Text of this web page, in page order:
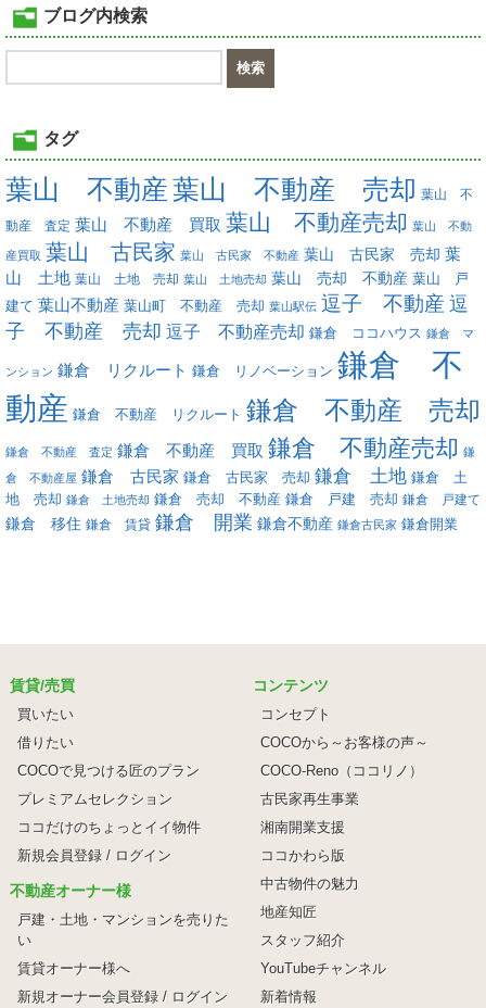
ブログ内検索
タグ
葉山 不動産葉山 不動産 売却 葉山 不
動産 査定 葉山 不動産 買取 葉山 不動産売却 葉山 不動
産買取 葉山 古民家 葉山 古民家 不動産 葉山 古民家 売却 葉
山 土地 葉山 土地 売却 葉山 土地売却 葉山 売却 不動産 葉山 戸
建て 葉山不動産 葉山町 不動産 売却 葉山駅伝 逗子 不動産 逗
子 不動産 売却 逗子 不動産売却 鎌倉 ココハウス 鎌倉 マ
ンション 鎌倉 リクルート 鎌倉 リノベーション 鎌倉 不
動産 鎌倉 不動産 リクルート 鎌倉 不動産 売却
鎌倉 不動産 査定 鎌倉 不動産 買取 鎌倉 不動産売却 鎌
倉 不動産屋 鎌倉 古民家 鎌倉 古民家 売却 鎌倉 土地 鎌倉 土
地 売却 鎌倉 土地売却 鎌倉 売却 不動産 鎌倉 戸建 売却 鎌倉 戸建て
鎌倉 移住 鎌倉 賃貸 鎌倉 開業 鎌倉不動産 鎌倉古民家 鎌倉開業
賃貸/売買
買いたい
借りたい
COCOで見つける匠のプラン
プレミアムセレクション
ココだけのちょっとイイ物件
新規会員登録 / ログイン
不動産オーナー様
戸建・土地・マンションを売りた
い
賃貸オーナー様へ
新規オーナー会員登録 / ログイン
コンテンツ
コンセプト
COCOから～お客様の声～
COCO-Reno（ココリノ）
古民家再生事業
湘南開業支援
ココかわら版
中古物件の魅力
地産知匠
スタッフ紹介
YouTubeチャンネル
新着情報